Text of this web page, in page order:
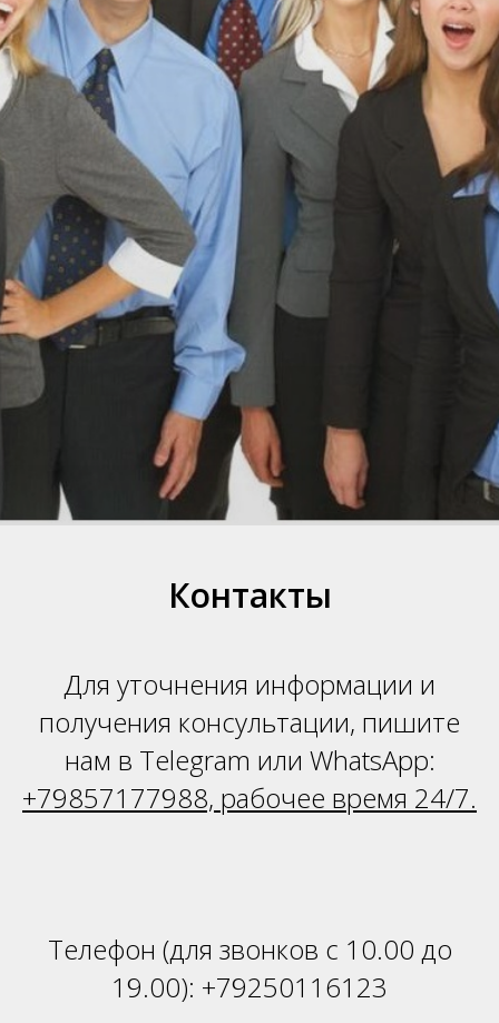
Контакты
Для уточнения информации и
получения консультации, пишите
нам в Telegram или WhatsApp:
+79857177988, рабочее время 24/7.
Телефон (для звонков с 10.00 до
19.00): +79250116123